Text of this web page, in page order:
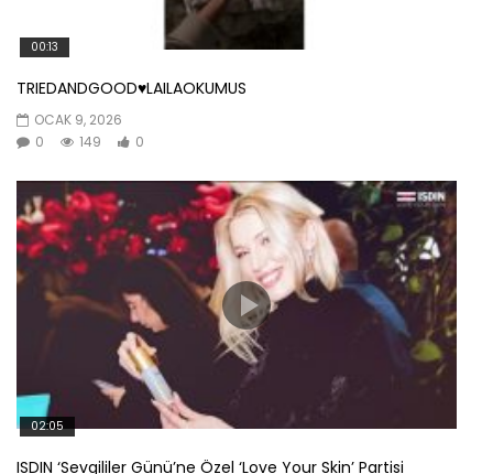
00:13
TRIEDANDGOOD♥️LAILAOKUMUS
OCAK 9, 2026
0
149 0
02:05
ISDIN ‘Sevgililer Günü’ne Özel ‘Love Your Skin’ Partisi